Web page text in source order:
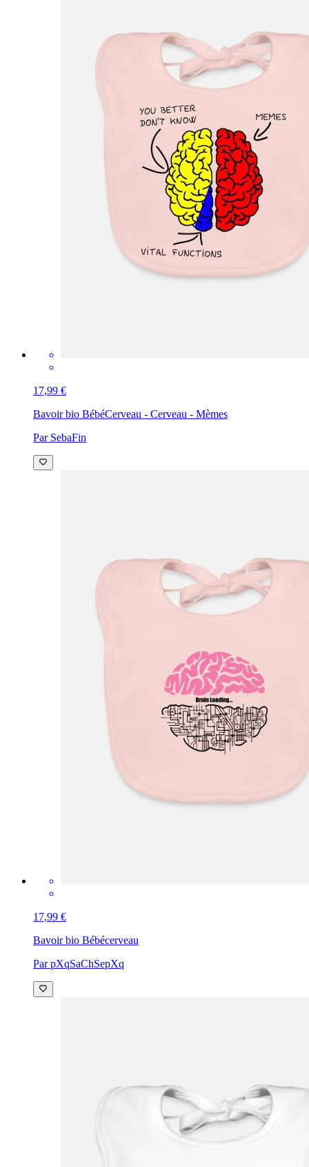
17,99 €
Bavoir bio BébéCerveau - Cerveau - Mèmes
Par SebaFin
17,99 €
Bavoir bio Bébécerveau
Par pXqSaChSepXq